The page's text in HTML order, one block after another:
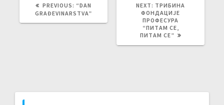
PREVIOUS: PREVIOUS
POST:
“DAN
GRAĐEVINARSTVA”
NEXT: NEXT
POST:
ТРИБИНА
ФОНДАЦИЈЕ
ПРОФЕСУРА
“ПИТАМ СЕ,
ПИТАМ СЕ”